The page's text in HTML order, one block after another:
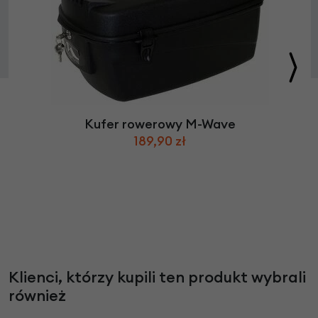
Kufer rowerowy M-Wave
189,90 zł
Klienci, którzy kupili ten produkt wybrali
również